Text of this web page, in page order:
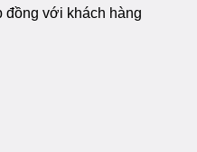
với khách hàng